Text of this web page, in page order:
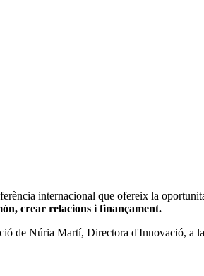
internacional que ofereix la
crear relacions i finançament.
de Núria Martí, Directora d'Innovació, a